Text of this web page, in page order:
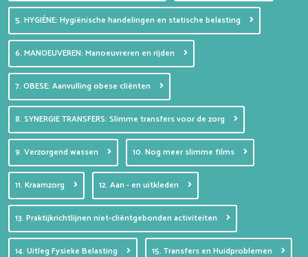
5. HYGIÉNE: Hygiënische handelingen en statische belasting
6. MANOEUVEREN: Manoeuvreren en rijden
7. OBESE: Aanvulling obese cliënten
8. SYNERGIE TRANSFERS: Slimme transfers voor de zorg
9. Verzorgend wassen 10. Nog meer slimme films
11. Kraamzorg 12. Aan - en uitkleden
13. Praktijkrichtlijnen niet-cliëntgebonden activiteiten
14. Uitleg Fysieke Belasting 15. Transfers en Huidproblemen